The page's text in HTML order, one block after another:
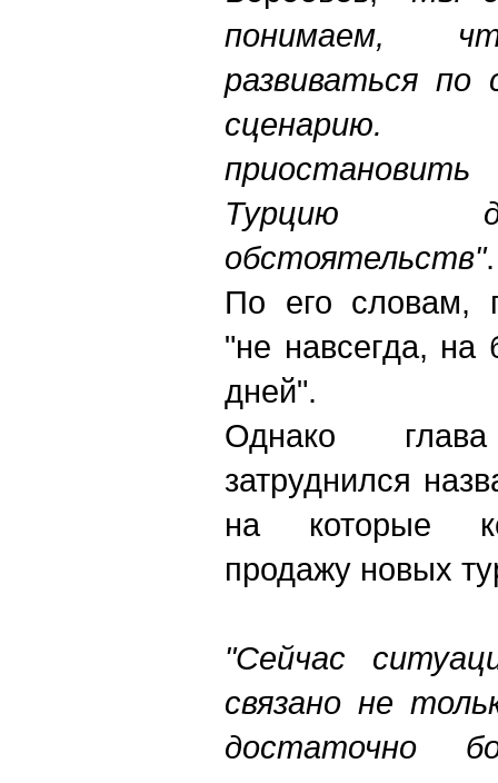
понимаем,
развиваться по
Турцию
обстоятельств".
По его словам,
"не навсегда, на
дней".
Однако
затруднился
на которые
продажу новых
"Сейчас
связано не
достаточно